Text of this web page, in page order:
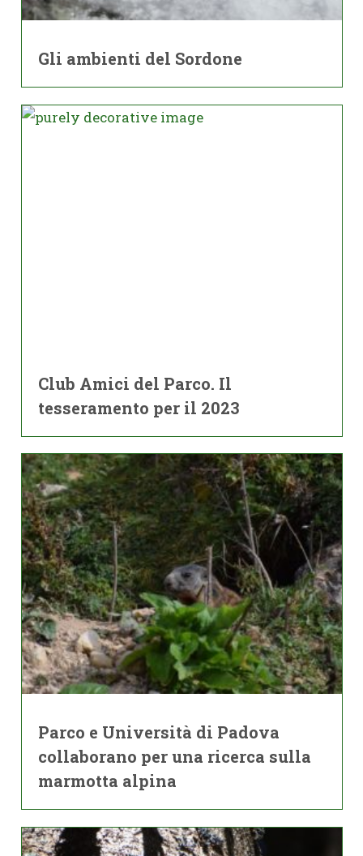
Gli ambienti del Sordone
Club Amici del Parco. Il
tesseramento per il 2023
Parco e Università di Padova
collaborano per una ricerca sulla
marmotta alpina